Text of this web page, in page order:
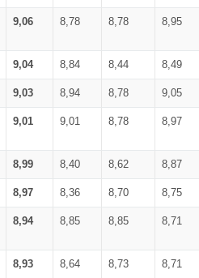
9,06 8,78 8,78 8,95
9,04 8,84 8,44 8,49
9,03 8,94 8,78 9,05
9,01 9,01 8,78 8,97
8,99 8,40 8,62 8,87
8,97 8,36 8,70 8,75
8,94 8,85 8,85 8,71
8,93 8,64 8,73 8,71